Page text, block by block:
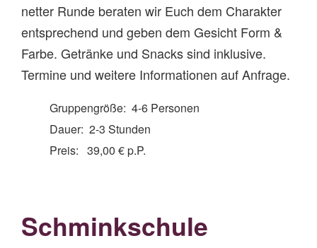
netter Runde beraten wir Euch dem Charakter
entsprechend und geben dem Gesicht Form &
Farbe. Getränke und Snacks sind inklusive.
Termine und weitere Informationen auf Anfrage.
Gruppengröße: 4-6 Personen
Dauer: 2-3 Stunden
Preis: 39,00 € p.P.
Schminkschule